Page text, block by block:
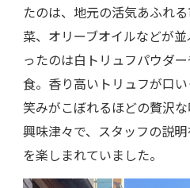
たのは、地元の活気あふれ
菜、オリーブオイルなどが
ったのは白トリュフパウダ
食。香り高いトリュフが口
笑みがこぼれるほどの贅沢
興味津々で、スタッフの説
を楽しまれていました。